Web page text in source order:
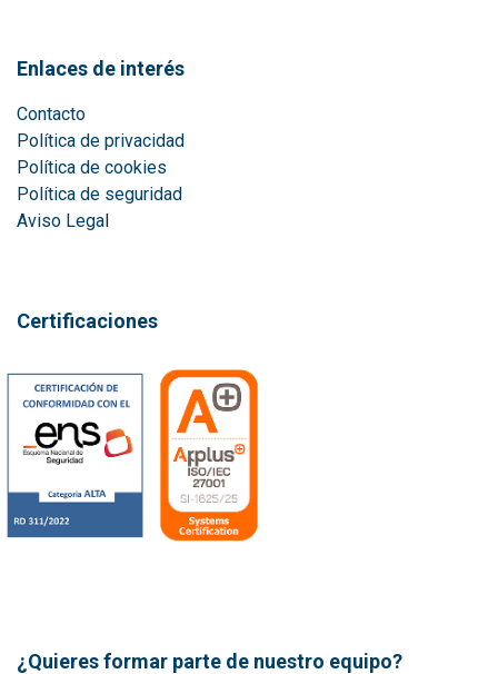
Enlaces de interés
Contacto
Política de privacidad
Política de cookies
Política de seguridad
Aviso Legal
Certificaciones
¿Quieres formar parte de nuestro equipo?